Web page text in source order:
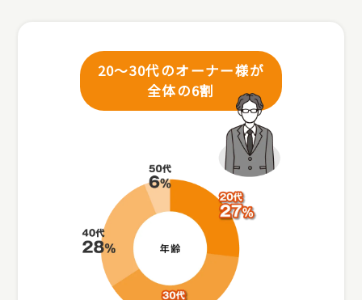
20～30代のオーナー様が
全体の6割